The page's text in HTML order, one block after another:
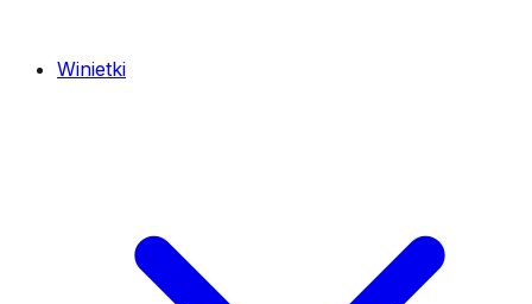
Winietki